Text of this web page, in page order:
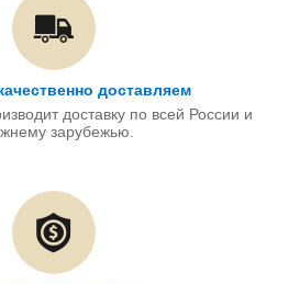
доставляем
доставку по всей России и
зарубежью.